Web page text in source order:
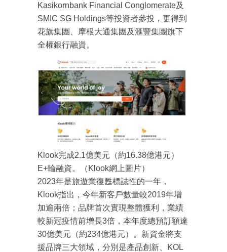
Kasikornbank Financial Conglomerate及
SMIC SG Holdings等投資者參投，更得到
花旗集團、摩根大通集團及滙豐集團旗下
全權銀行融資。
Klook完成2.1億美元（約16.38億港元）
E+輪融資。（Klook網上圖片）
2023年是旅遊業復甦標誌性的一年，
Klook指出，今年新客戶數量較2019年增
加逾兩倍；品牌首次實現整體獲利，業績
較新冠疫情前增長3倍，本年度總預訂額達
30億美元（約234億港元）。新資金將支
援品牌三大領域，分別是產品創新、KOL